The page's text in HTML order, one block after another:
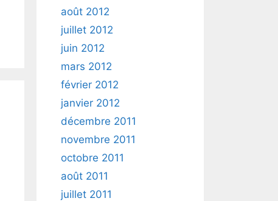
août 2012
juillet 2012
juin 2012
mars 2012
février 2012
janvier 2012
décembre 2011
novembre 2011
octobre 2011
août 2011
juillet 2011